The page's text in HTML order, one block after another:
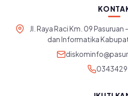
Jl. Raya Raci Km. 09
dan Informatika